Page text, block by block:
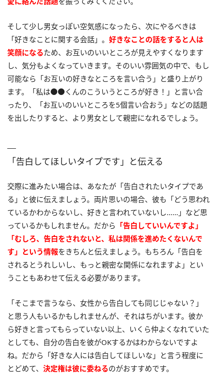
そして少し男女っぽい空気感になったら、次にやるべきは
「好きなことに関する会話」。 好きなことの話をすると人は
笑顔になるため、お互いのいいところが見えやすくなります
し、気分もよくなっていきます。そのいい雰囲気の中で、もし
可能なら「お互いの好きなところを言い合う」と盛り上がり
ます。「私は●●くんのこういうところが好き！」と言い合
ったり、「お互いのいいところを5個言い合おう」などの話題
を出したりすると、より男女として親密になれるでしょう。
「告白してほしいタイプです」と伝える
交際に進みたい場合は、あなたが「告白されたいタイプであ
る」と彼に伝えましょう。両片思いの場合、彼も「どう思われ
ているかわからないし、好きと言われていないし……」など思
っているかもしれません。だから 「告白していいんですよ」
「むしろ、告白をされないと、私は関係を進めたくないんで
す」という情報をきちんと伝えましょう。もちろん「告白を
されるとうれしいし、もっと親密な関係になれますよ」とい
うこともあわせて伝える必要があります。
「そこまで言うなら、女性から告白しても同じじゃない？」
と思う人もいるかもしれませんが、それはちがいます。彼か
ら好きと言ってもらっていない以上、いくら仲よくなれていた
としても、自分の告白を彼がOKするかはわからないですよ
ね。だから「好きな人には告白してほしいな」と言う程度に
とどめて、 決定権は彼に委ねるのがおすすめです。